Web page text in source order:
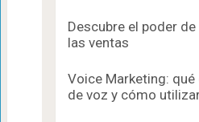
Descubre el poder
las ventas
Voice Marketing:
de voz y cómo